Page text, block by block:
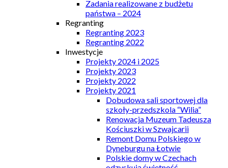
Zadania realizowane z budżetu
państwa – 2024
Regranting
Regranting 2023
Regranting 2022
Inwestycje
Projekty 2024 i 2025
Projekty 2023
Projekty 2022
Projekty 2021
Dobudowa sali sportowej dla
szkoły-przedszkola “Wilia”
Renowacja Muzeum Tadeusza
Kościuszki w Szwajcarii
Remont Domu Polskiego w
Dyneburgu na Łotwie
Polskie domy w Czechach